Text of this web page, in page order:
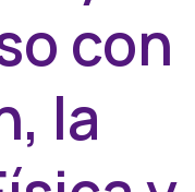
con
la